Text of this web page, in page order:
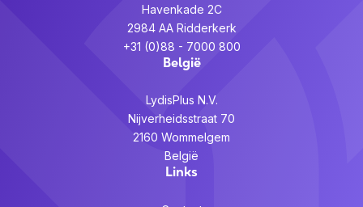
Havenkade 2C
2984 AA Ridderkerk
+31 (0)88 - 7000 800
België
LydisPlus N.V.
Nijverheidsstraat 70
2160 Wommelgem
België
Links